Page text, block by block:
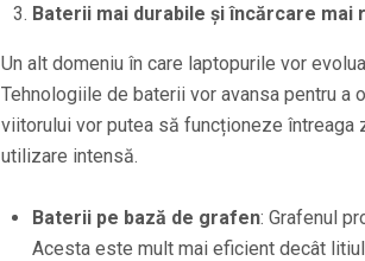
Baterii mai durabile și încărcare mai
Un alt domeniu în care laptopurile vor
Tehnologiile de baterii vor avansa pentru a
viitorului vor putea să funcționeze întreaga
utilizare intensă.
Baterii pe bază de grafen: Grafenul
Acesta este mult mai eficient decât